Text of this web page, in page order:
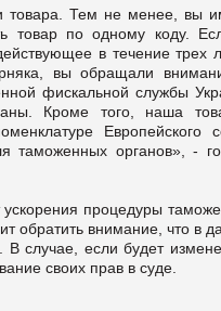
товара. Тем не менее, вы
товар по одному коду.
в течение трех
вы обращали
фискальной службы
Кроме того, наша
Европейского
таможенных органов», -
процедуры
обратить внимание, что в
случае, если будет
своих прав в суде.